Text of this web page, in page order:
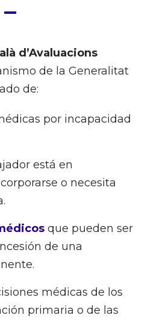
d’Avaluacions
de la Generalitat
de:
por incapacidad
está en
o necesita
que pueden ser
de una
médicas de los
primaria o de las